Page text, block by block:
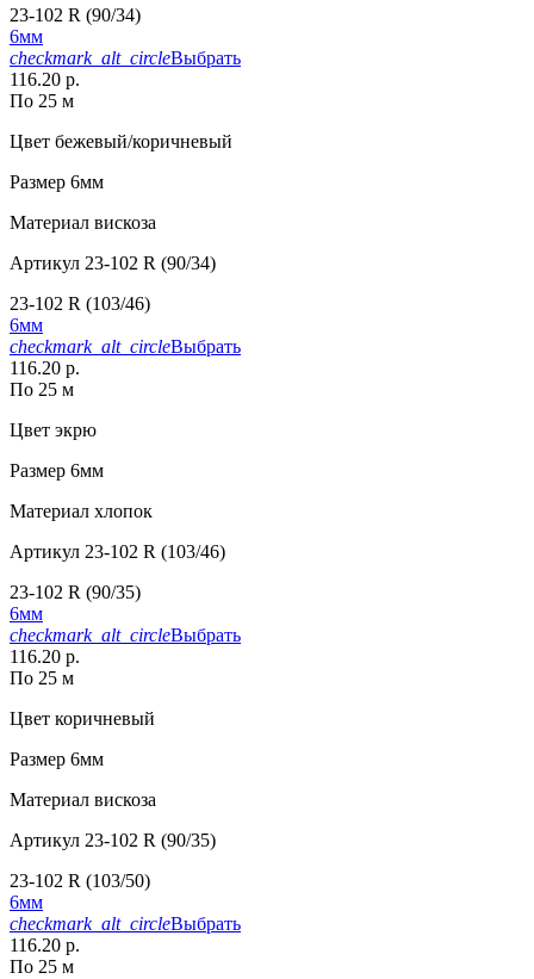
23-102 R (90/34)
6мм
checkmark_alt_circleВыбрать
116.20 р.
По 25 м
Цвет бежевый/коричневый
Размер 6мм
Материал вискоза
Артикул 23-102 R (90/34)
23-102 R (103/46)
6мм
checkmark_alt_circleВыбрать
116.20 р.
По 25 м
Цвет экрю
Размер 6мм
Материал хлопок
Артикул 23-102 R (103/46)
23-102 R (90/35)
6мм
checkmark_alt_circleВыбрать
116.20 р.
По 25 м
Цвет коричневый
Размер 6мм
Материал вискоза
Артикул 23-102 R (90/35)
23-102 R (103/50)
6мм
checkmark_alt_circleВыбрать
116.20 р.
По 25 м